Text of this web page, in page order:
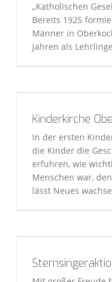
„Katholischen
Bereits 1925
Männer in
Jahren als
Kinderkirche
In der ersten
die Kinder die
erfuhren, wie
Menschen war,
lässt Neues